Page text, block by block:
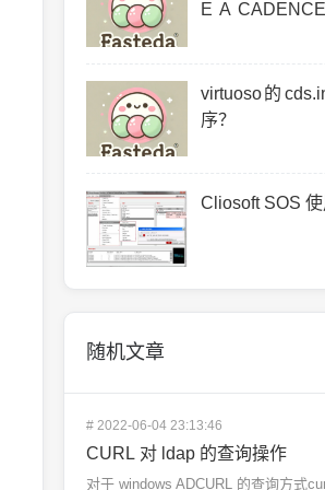
E A
virtuoso的
序？
Cliosoft SOS
随机文章
# 2022-06-04 23:13:46
CURL 对 ldap 的查询操作